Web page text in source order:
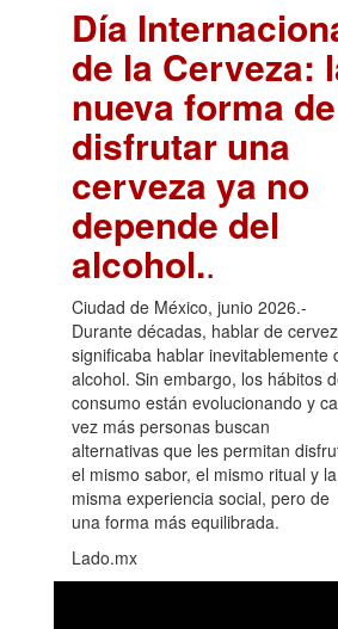
Día
de la Cerveza:
nueva forma de
disfrutar una
cerveza ya no
depende del
alcohol..
Ciudad de México, junio 2026.-
Durante décadas, hablar de
significaba hablar inevitablemente
alcohol. Sin embargo, los hábitos
consumo están evolucionando y
vez más personas buscan
alternativas que les permitan
el mismo sabor, el mismo ritual y la
misma experiencia social, pero de
una forma más equilibrada.
Lado.mx